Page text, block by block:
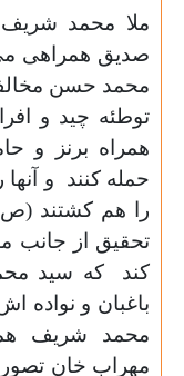
ملا محمد
صدیق همراهی
محمد حسن
توطئه چید و
همراه برنز و
حمله کنند و آنها
را هم کشتند
تحقیق از جانب
کند که سید
باغبان و نواده
محمد شریف
مهراب خان